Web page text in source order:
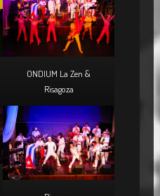
ONDIUM La Zen &
Risagoza